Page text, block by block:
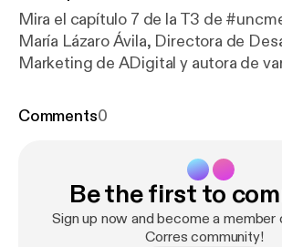
Mira el capítulo 7 de la T3 de
María Lázaro Ávila, Directora de
Marketing de ADigital y autora de
Redes Sociales y menores: Consejos
ChatGPT e impacto en la creación
Recomendaciones sobre podcasts -
cada red social - La sección de la
Comments0
Be the first to
Sign up now and become a member
Corres community!